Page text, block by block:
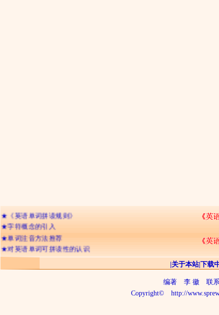
★
《英语单词拼读规则》
★字符概念的引入
★ 单词注音方法推荐
★对英语单词可拼读性的认识
★辅音字母双写的含义
★字符的不可分割性
关于本站|下载
编著 李 徽 联系
Copyright©
http://